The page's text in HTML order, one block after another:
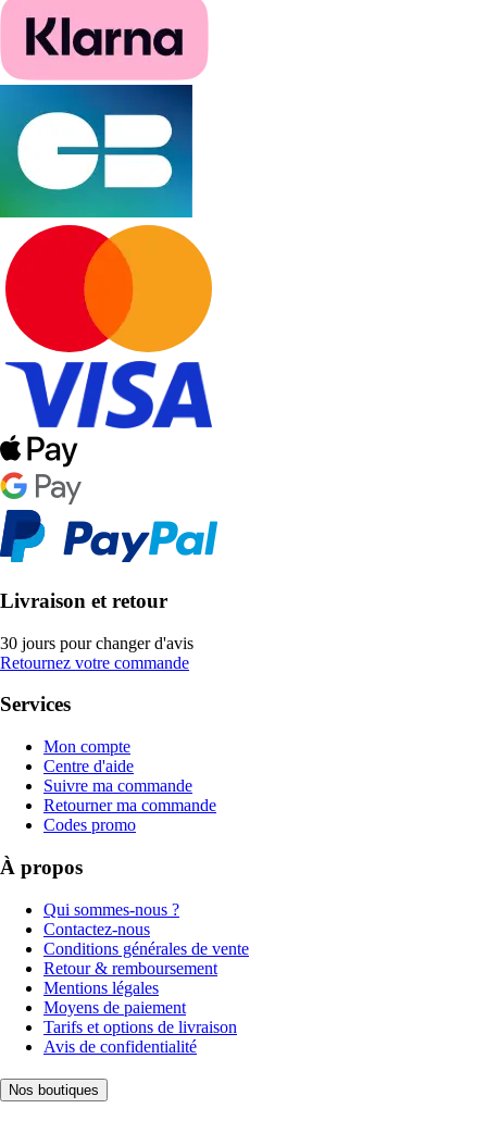
Livraison et retour
30 jours pour changer d'avis
Retournez votre commande
Services
Mon compte
Centre d'aide
Suivre ma commande
Retourner ma commande
Codes promo
À propos
Qui sommes-nous ?
Contactez-nous
Conditions générales de vente
Retour & remboursement
Mentions légales
Moyens de paiement
Tarifs et options de livraison
Avis de confidentialité
Nos boutiques